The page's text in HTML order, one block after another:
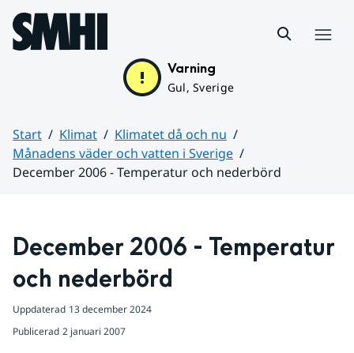
Hoppa till sidans innehåll
Varning
Gul, Sverige
Start Klimat
Klimatet då och nu
Månadens väder och vatten i Sverige
December 2006 - Temperatur och nederbörd
December 2006 - Temperatur
och nederbörd
Uppdaterad 13 december 2024
Publicerad 2 januari 2007